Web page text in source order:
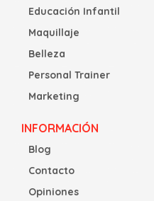
Educación Infantil
Maquillaje
Belleza
Personal Trainer
Marketing
INFORMACIÓN
Blog
Contacto
Opiniones